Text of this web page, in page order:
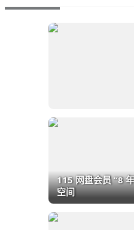
115 网盘会员 “8
空间